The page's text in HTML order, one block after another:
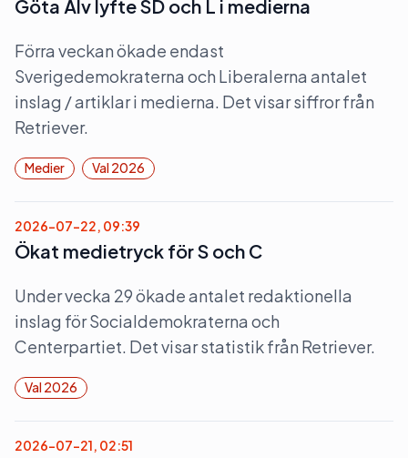
Göta Älv lyfte SD och L i medierna
Förra veckan ökade endast
Sverigedemokraterna och Liberalerna antalet
inslag / artiklar i medierna. Det visar siffror från
Retriever.
Medier Val 2026
2026-07-22, 09:39
Ökat medietryck för S och C
Under vecka 29 ökade antalet redaktionella
inslag för Socialdemokraterna och
Centerpartiet. Det visar statistik från Retriever.
Val 2026
2026-07-21, 02:51